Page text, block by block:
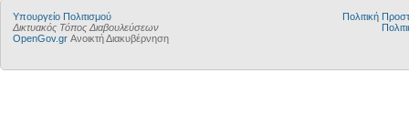
Υπουργείο Πολιτισμού
Δικτυακός Τόπος Διαβουλεύσεων
OpenGov.gr Ανοικτή Διακυβέρνηση
Πολιτική